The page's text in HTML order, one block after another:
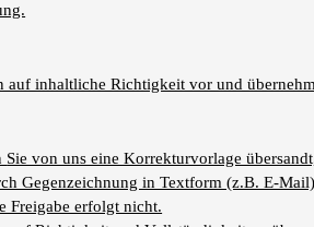
auf inhaltliche Richtigkeit vor und
Sie von uns eine Korrekturvorlage
Gegenzeichnung in Textform (z.B. E-
Freigabe erfolgt nicht.